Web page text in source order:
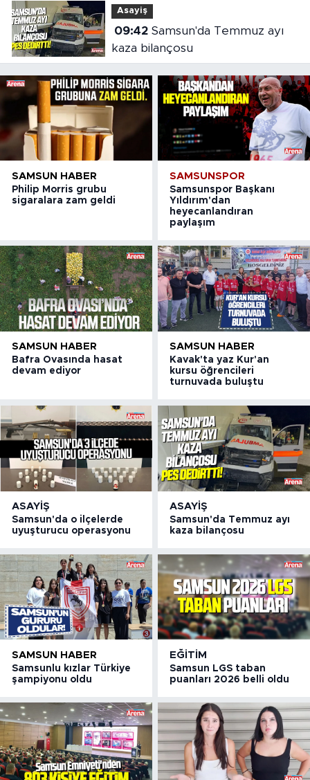
Asayiş
09:42Samsun'da Temmuz ayı
kaza bilançosu
SAMSUN HABER
Philip Morris grubu
sigaralara zam geldi
SAMSUNSPOR
Samsunspor Başkanı
Yıldırım'dan
heyecanlandıran
paylaşım
SAMSUN HABER
Bafra Ovasında hasat
devam ediyor
SAMSUN HABER
Kavak'ta yaz Kur'an
kursu öğrencileri
turnuvada buluştu
ASAYIŞ
Samsun'da o ilçelerde
uyuşturucu operasyonu
ASAYIŞ
Samsun'da Temmuz ayı
kaza bilançosu
SAMSUN HABER
Samsunlu kızlar Türkiye
şampiyonu oldu
EĞITIM
Samsun LGS taban
puanları 2026 belli oldu